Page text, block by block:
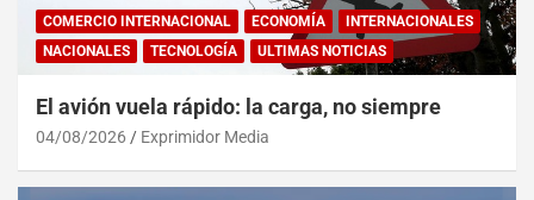
COMERCIO INTERNACIONAL ECONOMÍA
INTERNACIONALES
NACIONALES
TECNOLOGÍA ULTIMAS NOTICIAS
El avión vuela rápido: la carga, no siempre
04/08/2026 Exprimidor Media